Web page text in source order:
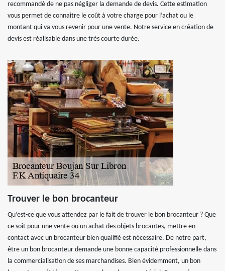
recommandé de ne pas négliger la demande de devis. Cette estimation
vous permet de connaitre le coût à votre charge pour l’achat ou le
montant qui va vous revenir pour une vente. Notre service en création de
devis est réalisable dans une très courte durée.
Trouver le bon brocanteur
Qu’est-ce que vous attendez par le fait de trouver le bon brocanteur ? Que
ce soit pour une vente ou un achat des objets brocantes, mettre en
contact avec un brocanteur bien qualifié est nécessaire. De notre part,
être un bon brocanteur demande une bonne capacité professionnelle dans
la commercialisation de ses marchandises. Bien évidemment, un bon